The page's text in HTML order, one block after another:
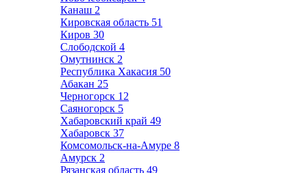
Канаш 2
Кировская область 51
Киров 30
Слободской 4
Омутнинск 2
Республика Хакасия 50
Абакан 25
Черногорск 12
Саяногорск 5
Хабаровский край 49
Хабаровск 37
Комсомольск-на-Амуре 8
Амурск 2
Рязанская область 49